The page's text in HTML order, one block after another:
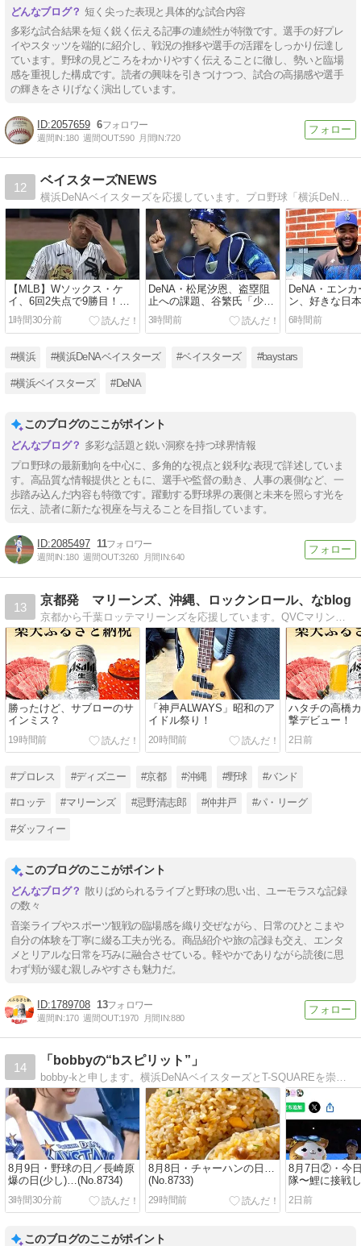
短く尖った表現と具体的な試合内容
多彩な試合結果を短く鋭く伝える記事の連続性が特徴です。選手の好プレ
イやスタッツを端的に紹介し、戦況の推移や選手の活躍をしっかり伝達し
ています。野球の見どころをわかりやすく伝えることに徹し、勢いと臨場
感を重視した構成です。読者の興味を引きつけつつ、試合の高揚感や選手
の輝きをさりげなく演出しています。
2057659 6
週間IN:180 週間OUT:590 月間IN:720
12
ベイスターズNEWS
【MLB】Wソックス・ケ
イ、6回2失点で9勝目！ケ
イを救う村上161キロ粉砕
弾で、流れが変わり逆転勝
ち
1時間30分前
DeNA・松尾汐恩、盗塁阻
止への課題、谷繁氏「少し
コントロールが良くない。
捕ってからモーションが大
きい」高木豊氏「クセでス
タートを切られている」
3時間前
DeNA・エンカ
ン、好きな日
れ・くさい・
いします…」
6時間前
#横浜 #横浜DeNAベイスターズ #ベイスターズ #baystars
#横浜ベイスターズ #DeNA
このブログのここがポイント
多彩な話題と鋭い洞察を持つ球界情報
プロ野球の最新動向を中心に、多角的な視点と鋭利な表現で詳述していま
す。高品質な情報提供とともに、選手や監督の動き、人事の裏側など、一
歩踏み込んだ内容も特徴です。躍動する野球界の裏側と未来を照らす光を
伝え、読者に新たな視座を与えることを目指しています。
2085497 11
週間IN:180 週間OUT:3260 月間IN:640
13
京都発 マリーンズ、沖縄、ロックンロール、なblog
勝ったけど、サブローのサ
インミス？
19時間前
「神戸ALWAYS」昭和のア
イドル祭り！
20時間前
ハタチの高橋
撃デビュー！
2日前
#プロレス #ディズニー #京都 #沖縄 #野球 #バンド
#ロッテ #マリーンズ #忌野清志郎 #仲井戸 #パ・リーグ
#ダッフィー
このブログのここがポイント
散りばめられるライブと野球の思い出、ユーモラスな記録
の数々
音楽ライブやスポーツ観戦の臨場感を織り交ぜながら、日常のひとこまや
自分の体験を丁寧に綴る工夫が光る。商品紹介や旅の記録も交え、エンタ
メとリアルな日常を巧みに融合させている。軽やかでありながら読後に思
わず頬が緩む親しみやすさも魅力だ。
1789708 13
週間IN:170 週間OUT:1970 月間IN:880
14
「bobbyの“bスピリット”」
8月9日・野球の日／長崎原
爆の日(少し)…(No.8734)
3時間30分前
8月8日・チャーハンの日…
(No.8733)
29時間前
8月7日②・今
隊〜鯉に接戦
か！カモにし
(No.8732)
2日前
このブログのここがポイント